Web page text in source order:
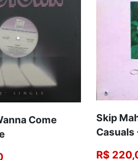
Come
Skip
Casuals
R$